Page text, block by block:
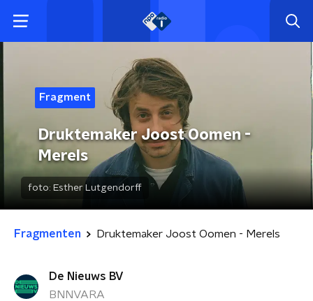
Fragment
Druktemaker Joost Oomen -
Merels
foto: Esther Lutgendorff
Fragmenten Druktemaker Joost Oomen - Merels
De Nieuws BV
BNNVARA